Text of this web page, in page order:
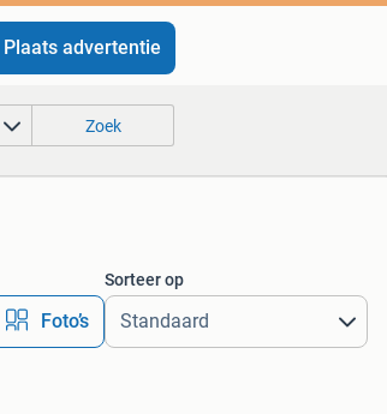
Plaats advertentie
Zoek
Foto’s
Sorteer op